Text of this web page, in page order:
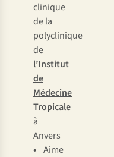
clinique
de la
polyclinique
de
l’Institut
de
Médecine
Tropicale
à
Anvers
• Aime